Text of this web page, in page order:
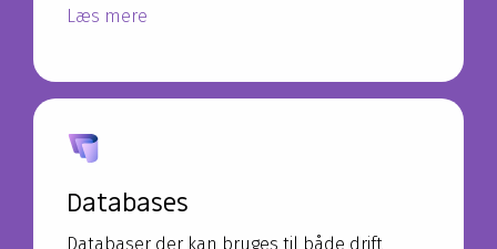
Læs mere
Databases
Databaser der kan bruges til både drift,